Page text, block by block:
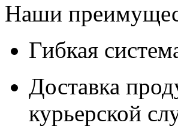
Наши
Гибкая
Доставка
курьерской